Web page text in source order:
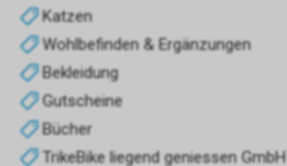
Katzen
Wohlbefinden & Ergänzungen
Bekleidung
Gutscheine
Bücher
TrikeBike liegend geniessen GmbH